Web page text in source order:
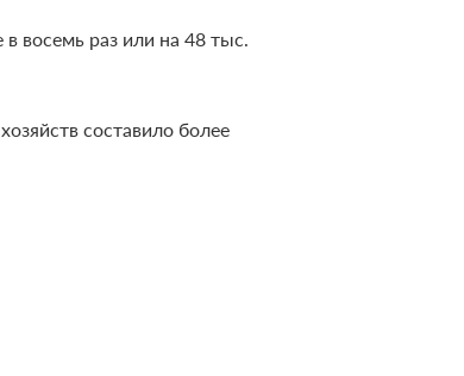
восемь раз или на 48 тыс.
составило более